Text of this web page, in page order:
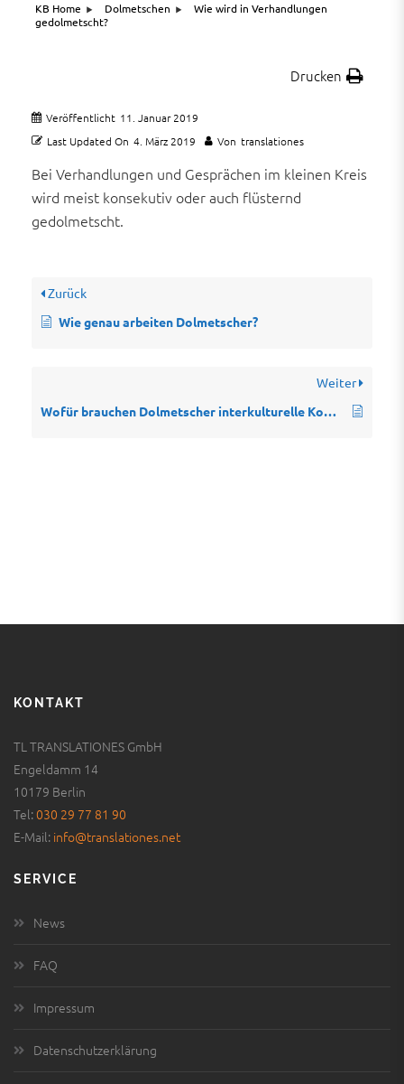
KB Home
Dolmetschen
Wie wird in Verhandlungen
gedolmetscht?
Drucken
Veröffentlicht 11. Januar 2019
Last Updated On 4. März 2019 Von translationes
Bei Verhandlungen und Gesprächen im kleinen Kreis
wird meist konsekutiv oder auch flüsternd
gedolmetscht.
Zurück
Wie genau arbeiten Dolmetscher?
Weiter
Wofür brauchen Dolmetscher interkulturelle Kompetenzen?
KONTAKT
TL TRANSLATIONES GmbH
Engeldamm 14
10179 Berlin
Tel:030 29 77 81 90
E-Mail: info@translationes.net
SERVICE
News
FAQ
Impressum
Datenschutzerklärung